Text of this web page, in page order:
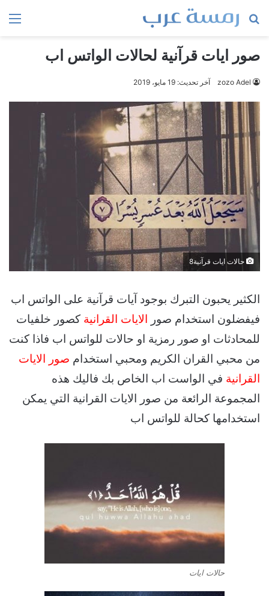
بحث
صور ايات قرآنية لحالات الواتس اب
zozo Adel آخر تحديث: 19 مايو، 2019
حالات ايات قرآنية8
الكثير يحبون التبرك بوجود آيات قرآنية على الواتس اب
فيفضلون استخدام صور الايات القرانية كصور خلفيات
للمحادثات او صور رمزية او حالات للواتس اب فاذا كنت
من محبي القران الكريم ومحبي استخدام صور الايات
القرانية في الواست اب الخاص بك فاليك هذه
المجموعة الرائعة من صور الايات القرانية التي يمكن
استخدامها كحالة للواتس اب
حالات ايات